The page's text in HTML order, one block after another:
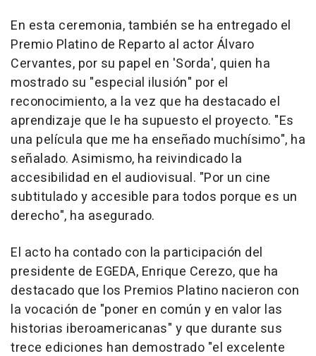
En esta ceremonia, también se ha entregado el
Premio Platino de Reparto al actor Álvaro
Cervantes, por su papel en 'Sorda', quien ha
mostrado su "especial ilusión" por el
reconocimiento, a la vez que ha destacado el
aprendizaje que le ha supuesto el proyecto. "Es
una película que me ha enseñado muchísimo", ha
señalado. Asimismo, ha reivindicado la
accesibilidad en el audiovisual. "Por un cine
subtitulado y accesible para todos porque es un
derecho", ha asegurado.
El acto ha contado con la participación del
presidente de EGEDA, Enrique Cerezo, que ha
destacado que los Premios Platino nacieron con
la vocación de "poner en común y en valor las
historias iberoamericanas" y que durante sus
trece ediciones han demostrado "el excelente